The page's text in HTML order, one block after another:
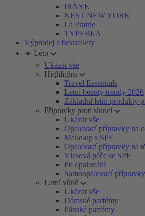
IRÄYE
NEST NEW YORK
La Prairie
TYPEBEA
Výprodej a bestsellery
☀️ Léto
Ukázat vše
Highlights
Travel Essentials
Letní beauty trendy 2026
Základní letní produkty
Přípravky proti slunci
Ukázat vše
Opalovací přípravky na
Make-up s SPF
Opalovací přípravky na
Vlasová péče se SPF
Po opalování
Samoopalovací přípravky
Letní vůně
Ukázat vše
Dámské parfémy
Pánské parfémy